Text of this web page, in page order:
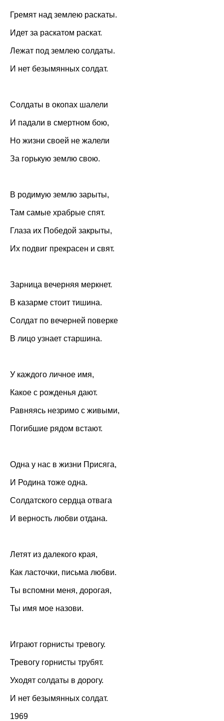
Гремят над землею раскаты.
Идет за раскатом раскат.
Лежат под землею солдаты.
И нет безымянных солдат.
Солдаты в окопах шалели
И падали в смертном бою,
Но жизни своей не жалели
За горькую землю свою.
В родимую землю зарыты,
Там самые храбрые спят.
Глаза их Победой закрыты,
Их подвиг прекрасен и свят.
Зарница вечерняя меркнет.
В казарме стоит тишина.
Солдат по вечерней поверке
В лицо узнает старшина.
У каждого личное имя,
Какое с рожденья дают.
Равняясь незримо с живыми,
Погибшие рядом встают.
Одна у нас в жизни Присяга,
И Родина тоже одна.
Солдатского сердца отвага
И верность любви отдана.
Летят из далекого края,
Как ласточки, письма любви.
Ты вспомни меня, дорогая,
Ты имя мое назови.
Играют горнисты тревогу.
Тревогу горнисты трубят.
Уходят солдаты в дорогу.
И нет безымянных солдат.
1969